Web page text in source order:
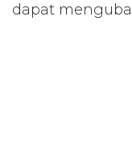
dapat